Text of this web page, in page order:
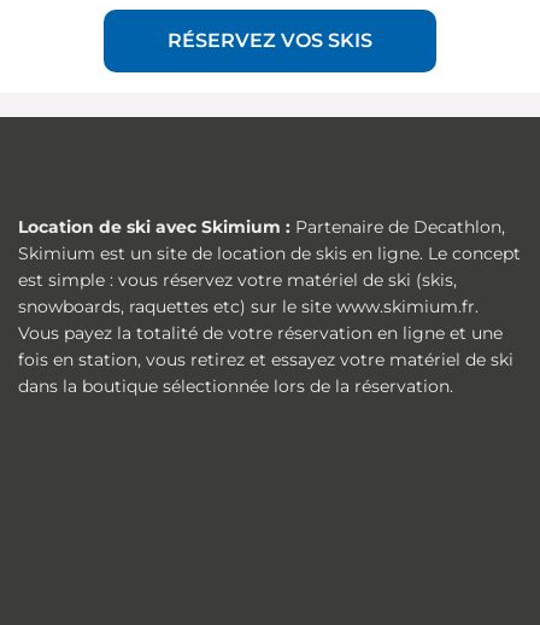
RÉSERVEZ VOS SKIS
Location de ski avec Skimium : Partenaire de Decathlon,
Skimium est un site de location de skis en ligne. Le concept
est simple : vous réservez votre matériel de ski (skis,
snowboards, raquettes etc) sur le site www.skimium.fr.
Vous payez la totalité de votre réservation en ligne et une
fois en station, vous retirez et essayez votre matériel de ski
dans la boutique sélectionnée lors de la réservation.